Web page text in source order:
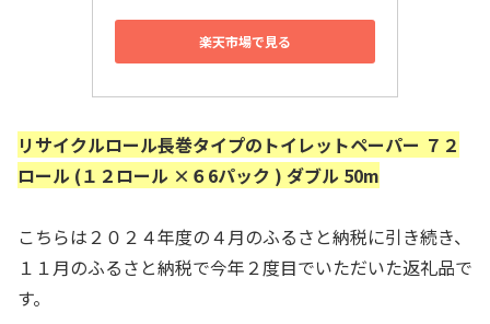
楽天市場で見る
リサイクルロール長巻タイプのトイレットペーパー ７２
ロール (１２ロール ×６6パック ) ダブル 50m
こちらは２０２４年度の４月のふるさと納税に引き続き、
１１月のふるさと納税で今年２度目でいただいた返礼品で
す。